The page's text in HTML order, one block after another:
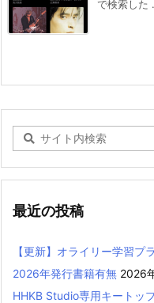
で検索した
最近の投稿
【更新】オライリー学習
2026年発行書籍有無 2026
HHKB Studio専用キートッ